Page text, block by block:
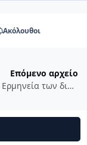
Ακόλουθοι
Επόμενο αρχείο
ΑΠΟΦΑΣΗ - Ερμηνεία των διατάξεων του ΝΟΚ για την κατασκευή εσωτερικών εξωστών και σοφίτας, σε κτίρια κατοικιών σε εκτός σχεδίου περιοχές